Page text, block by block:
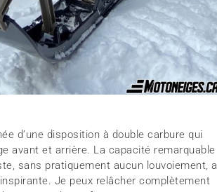
d’une disposition à double carbure qui
avant et arrière. La capacité remarquable
sans pratiquement aucun louvoiement, a
Je peux relâcher complètement